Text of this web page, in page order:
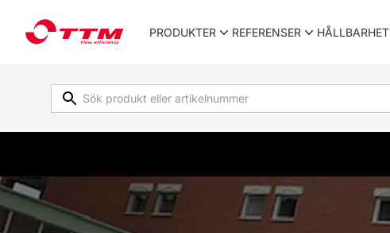
TTM EnergiprodukterPRODUKTER REFERENSER HÅLLBARHET